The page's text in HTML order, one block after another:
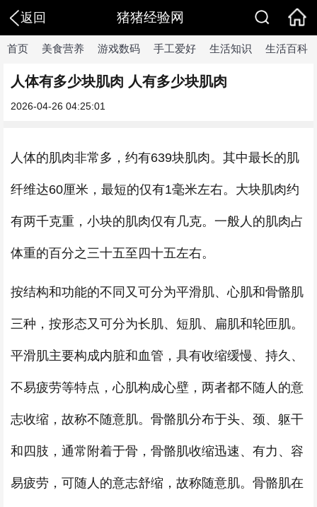
返回 猪猪经验网
首页 美食营养 游戏数码 手工爱好 生活知识 生活百科
人体有多少块肌肉 人有多少块肌肉
2026-04-26 04:25:01
人体的肌肉非常多，约有639块肌肉。其中最长的肌
纤维达60厘米，最短的仅有1毫米左右。大块肌肉约
有两千克重，小块的肌肉仅有几克。一般人的肌肉占
体重的百分之三十五至四十五左右。
按结构和功能的不同又可分为平滑肌、心肌和骨骼肌
三种，按形态又可分为长肌、短肌、扁肌和轮匝肌。
平滑肌主要构成内脏和血管，具有收缩缓慢、持久、
不易疲劳等特点，心肌构成心壁，两者都不随人的意
志收缩，故称不随意肌。骨骼肌分布于头、颈、躯干
和四肢，通常附着于骨，骨骼肌收缩迅速、有力、容
易疲劳，可随人的意志舒缩，故称随意肌。骨骼肌在